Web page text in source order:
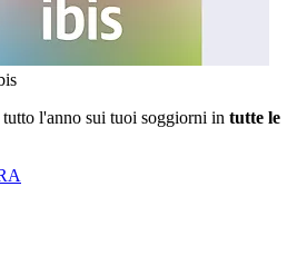
tutto l'anno sui tuoi soggiorni in tutte le